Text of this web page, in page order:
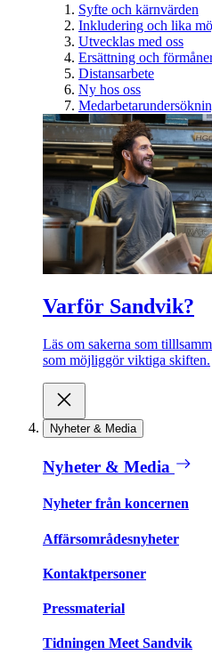
Syfte och kärnvärden
Inkludering och lika
Utvecklas med oss
Ersättning och
Distansarbete
Ny hos oss
Varför Sandvik?
Läs om sakerna som
som möjliggör viktiga skiften.
Nyheter & Media
Nyheter & Media
Nyheter från koncernen
Affärsområdesnyheter
Kontaktpersoner
Pressmaterial
Tidningen Meet Sandvik